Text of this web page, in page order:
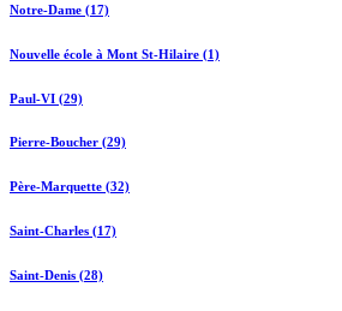
Notre-Dame (17)
Nouvelle école à Mont St-Hilaire (1)
Paul-VI (29)
Pierre-Boucher (29)
Père-Marquette (32)
Saint-Charles (17)
Saint-Denis (28)